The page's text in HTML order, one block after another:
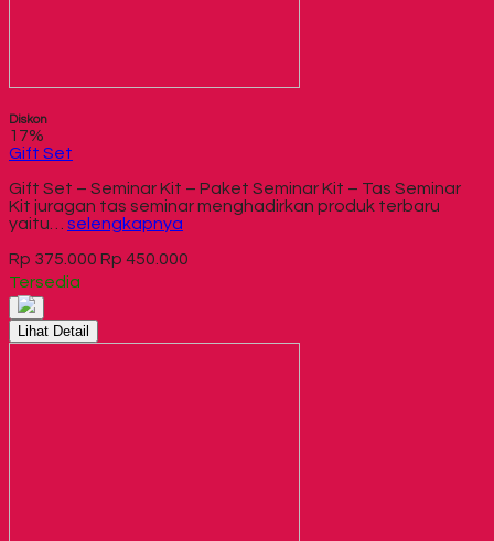
Diskon
17%
Gift Set
Gift Set – Seminar Kit – Paket Seminar Kit – Tas Seminar
Kit juragan tas seminar menghadirkan produk terbaru
yaitu… selengkapnya
Rp 375.000 Rp 450.000
Tersedia
Lihat Detail